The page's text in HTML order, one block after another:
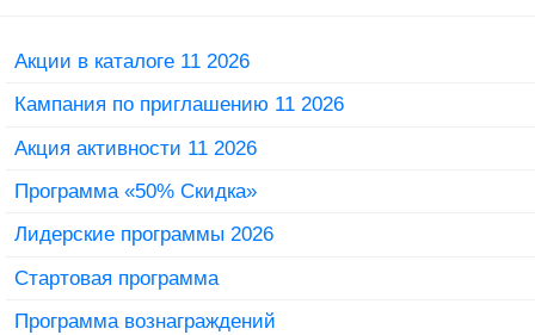
Акции в каталоге 11 2026
Кампания по приглашению 11 2026
Акция активности 11 2026
Программа «50% Скидка»
Лидерские программы 2026
Стартовая программа
Программа вознаграждений